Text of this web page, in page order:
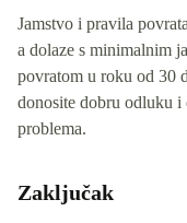
Jamstvo i pravila
a dolaze s minimalnim
povratom u roku od 30
donosite dobru odluku
problema.
Zaključak